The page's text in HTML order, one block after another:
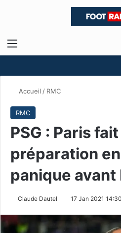
Menu
Accueil / RMC
RMC
PSG : Paris
préparation en
panique avant
Claude Dautel 17 Jan 2021